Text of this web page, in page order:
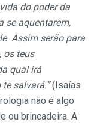
do poder da
se aquentarem,
Assim serão para
os teus
qual irá
salvará.”(Isaías
não é algo
ou brin­cadeira. A